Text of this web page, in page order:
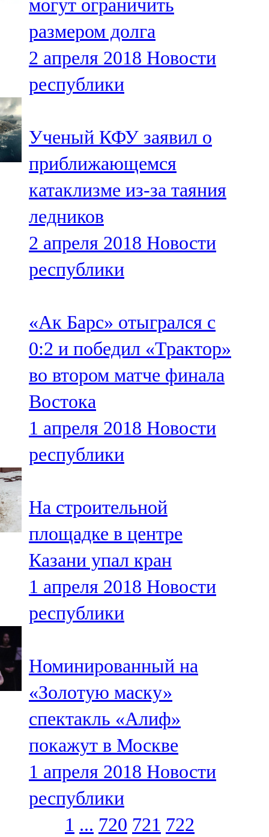
могут ограничить
размером долга
2 апреля 2018 Новости
республики
Ученый КФУ заявил о
приближающемся
катаклизме из-за таяния
ледников
2 апреля 2018 Новости
республики
«Ак Барс» отыгрался с
0:2 и победил «Трактор»
во втором матче финала
Востока
1 апреля 2018 Новости
республики
На строительной
площадке в центре
Казани упал кран
1 апреля 2018 Новости
республики
Номинированный на
«Золотую маску»
спектакль «Алиф»
покажут в Москве
1 апреля 2018 Новости
республики
1 ... 720 721 722